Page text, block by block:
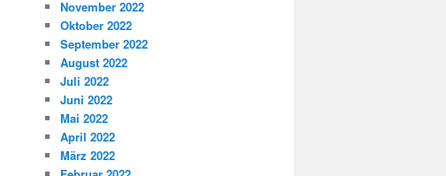
November 2022
Oktober 2022
September 2022
August 2022
Juli 2022
Juni 2022
Mai 2022
April 2022
März 2022